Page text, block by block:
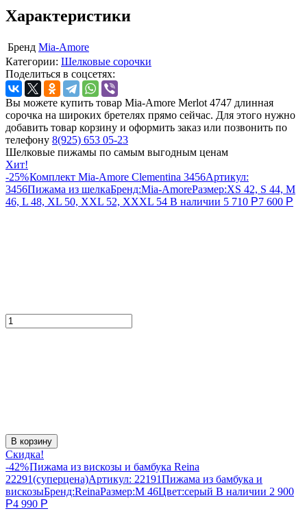
Характеристики
Бренд Mia-Amore
Категории: Шелковые сорочки
Поделиться в соцсетях:
Вы можете купить товар Mia-Amore Merlot 4747 длинная
сорочка на широких бретелях прямо сейчас. Для этого нужно
добавить товар корзину и оформить заказ или позвонить по
телефону 8(925) 653 05-23
Шелковые пижамы по самым выгодным ценам
Хит!
-25%Комплект Mia-Amore Clementina 3456Артикул:
3456Пижама из шелкаБренд:Mia-AmoreРазмер:XS 42, S 44, M
46, L 48, XL 50, XXL 52, XXXL 54 В наличии 5 710 Р7 600 Р
В корзину
Скидка!
-42%Пижама из вискозы и бамбука Reina
22291(суперцена)Артикул: 22191Пижама из бамбука и
вискозыБренд:ReinaРазмер:M 46Цвет:серый В наличии 2 900
Р4 990 Р